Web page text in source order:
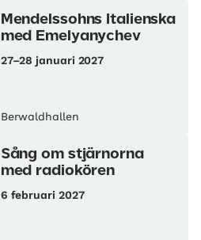
Mendelssohns Italienska
med Emelyanychev
27–28 januari 2027
Berwaldhallen
Sång om stjärnorna
med radiokören
6 februari 2027